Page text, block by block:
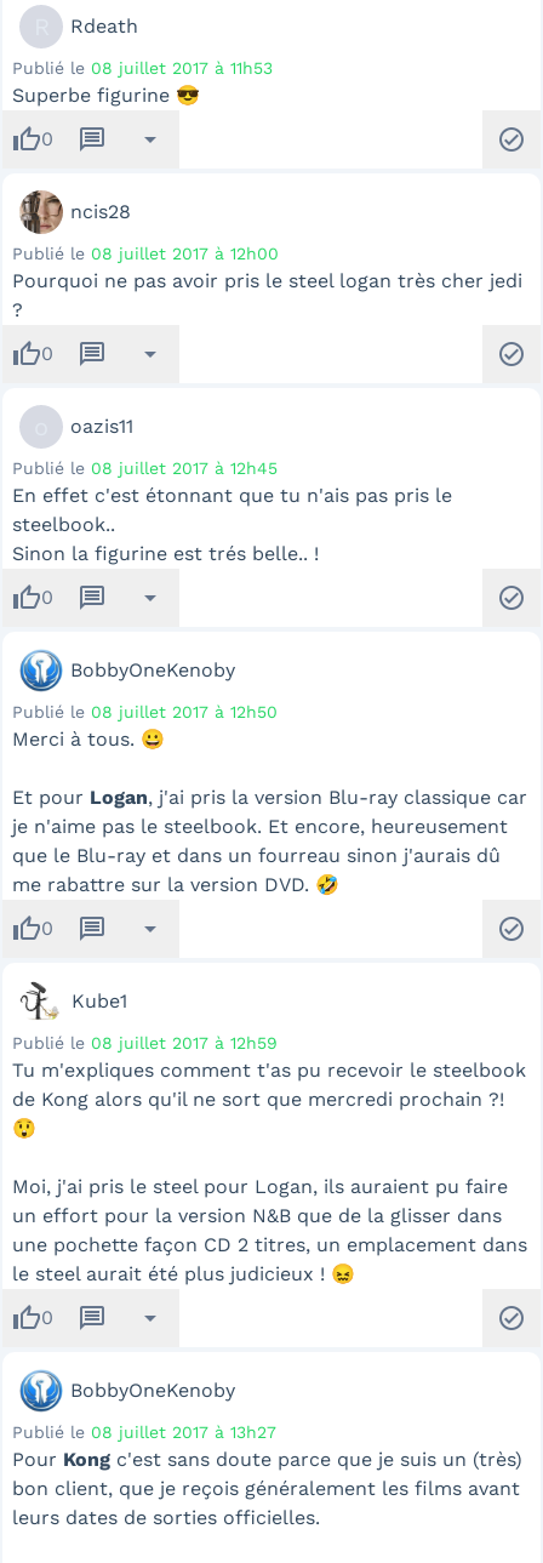
Rdeath
Publié le 08 juillet 2017 à 11h53
Superbe figurine 😎
thumb_up0 message arrow_drop_down check_circle
ncis28
Publié le 08 juillet 2017 à 12h00
Pourquoi ne pas avoir pris le steel logan très cher jedi
?
thumb_up0 message arrow_drop_down check_circle
oazis11
Publié le 08 juillet 2017 à 12h45
En effet c'est étonnant que tu n'ais pas pris le
steelbook..
Sinon la figurine est trés belle.. !
thumb_up0 message arrow_drop_down check_circle
BobbyOneKenoby
Publié le 08 juillet 2017 à 12h50
Merci à tous. 😀
Et pour Logan, j'ai pris la version Blu-ray classique car
je n'aime pas le steelbook. Et encore, heureusement
que le Blu-ray et dans un fourreau sinon j'aurais dû
me rabattre sur la version DVD. 🤣
thumb_up0 message arrow_drop_down check_circle
Kube1
Publié le 08 juillet 2017 à 12h59
Tu m'expliques comment t'as pu recevoir le steelbook
de Kong alors qu'il ne sort que mercredi prochain ?!
😲
Moi, j'ai pris le steel pour Logan, ils auraient pu faire
un effort pour la version N&B que de la glisser dans
une pochette façon CD 2 titres, un emplacement dans
le steel aurait été plus judicieux ! 😖
thumb_up0 message arrow_drop_down check_circle
BobbyOneKenoby
Publié le 08 juillet 2017 à 13h27
Pour Kong c'est sans doute parce que je suis un (très)
bon client, que je reçois généralement les films avant
leurs dates de sorties officielles.